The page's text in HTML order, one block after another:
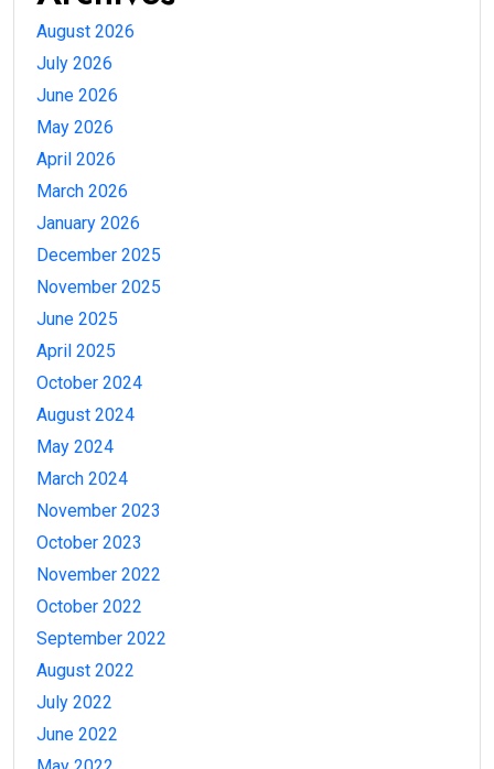
August 2026
July 2026
June 2026
May 2026
April 2026
March 2026
January 2026
December 2025
November 2025
June 2025
April 2025
October 2024
August 2024
May 2024
March 2024
November 2023
October 2023
November 2022
October 2022
September 2022
August 2022
July 2022
June 2022